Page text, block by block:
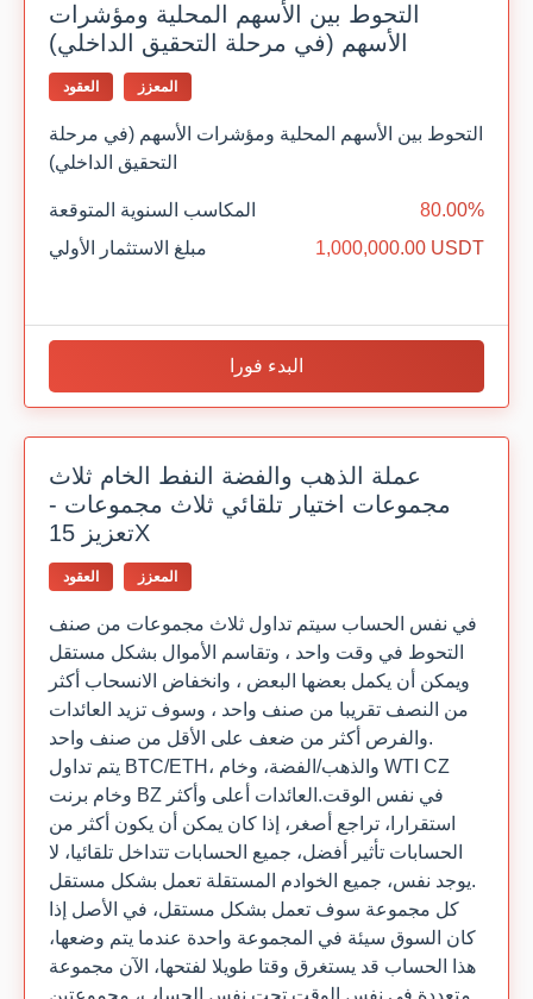
التحوط بين الأسهم المحلية ومؤشرات
الأسهم (في مرحلة التحقيق الداخلي)
العقود المعزز
التحوط بين الأسهم المحلية ومؤشرات الأسهم (في مرحلة
التحقيق الداخلي)
المكاسب السنوية المتوقعة
80.00%
مبلغ الاستثمار الأولي
1,000,000.00 USDT
البدء فورا
عملة الذهب والفضة النفط الخام ثلاث
مجموعات اختيار تلقائي ثلاث مجموعات -
تعزيز 15X
العقود المعزز
في نفس الحساب سيتم تداول ثلاث مجموعات من صنف
التحوط في وقت واحد ، وتقاسم الأموال بشكل مستقل
ويمكن أن يكمل بعضها البعض ، وانخفاض الانسحاب أكثر
من النصف تقريبا من صنف واحد ، وسوف تزيد العائدات
والفرص أكثر من ضعف على الأقل من صنف واحد.
يتم تداول BTC/ETH، والذهب/الفضة، وخام WTI CZ
وخام برنت BZ في نفس الوقت.العائدات أعلى وأكثر
استقرارا، تراجع أصغر، إذا كان يمكن أن يكون أكثر من
الحسابات تأثير أفضل، جميع الحسابات تتداخل تلقائيا، لا
يوجد نفس، جميع الخوادم المستقلة تعمل بشكل مستقل.
كل مجموعة سوف تعمل بشكل مستقل، في الأصل إذا
كان السوق سيئة في المجموعة واحدة عندما يتم وضعها،
هذا الحساب قد يستغرق وقتا طويلا لفتحها، الآن مجموعة